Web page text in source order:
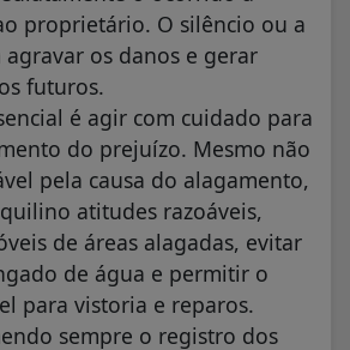
proprietário. O silêncio ou a
os danos e gerar
futuros.
é agir com cuidado para
do prejuízo. Mesmo não
pela causa do alagamento,
atitudes razoáveis,
de áreas alagadas, evitar
de água e permitir o
para vistoria e reparos.
sempre o registro dos